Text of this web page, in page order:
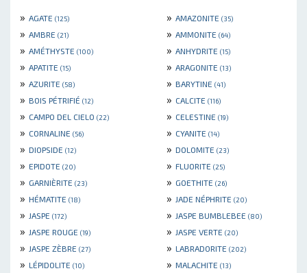
» AGATE (125) » AMAZONITE (35)
» AMBRE (21) » AMMONITE (64)
» AMÉTHYSTE (100) » ANHYDRITE (15)
» APATITE (15) » ARAGONITE (13)
» AZURITE (58) » BARYTINE (41)
» BOIS PÉTRIFIÉ (12) » CALCITE (116)
» CAMPO DEL CIELO (22) » CELESTINE (19)
» CORNALINE (56) » CYANITE (14)
» DIOPSIDE (12) » DOLOMITE (23)
» EPIDOTE (20) » FLUORITE (25)
» GARNIÈRITE (23) » GOETHITE (26)
» HÉMATITE (18) » JADE NÉPHRITE (20)
» JASPE (172) » JASPE BUMBLEBEE (80)
» JASPE ROUGE (19) » JASPE VERTE (20)
» JASPE ZÈBRE (27) » LABRADORITE (202)
» LÉPIDOLITE (10) » MALACHITE (13)